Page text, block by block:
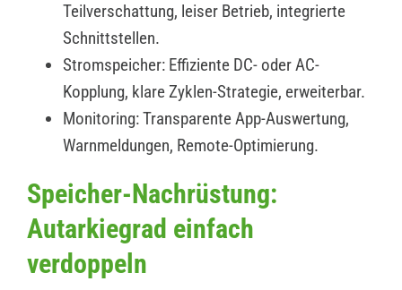
Teilverschattung, leiser Betrieb, integrierte
Schnittstellen.
Stromspeicher: Effiziente DC- oder AC-
Kopplung, klare Zyklen-Strategie, erweiterbar.
Monitoring: Transparente App-Auswertung,
Warnmeldungen, Remote-Optimierung.
Speicher-Nachrüstung:
Autarkiegrad einfach
verdoppeln